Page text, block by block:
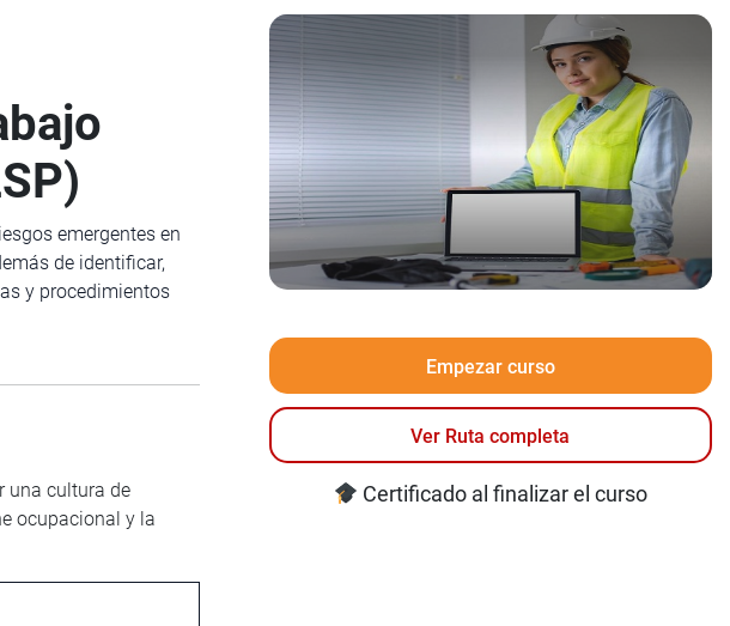
Empezar curso
Ver Ruta completa
Certificado al finalizar el curso
emergentes en
de identificar,
y procedimientos
una cultura de
ocupacional y la